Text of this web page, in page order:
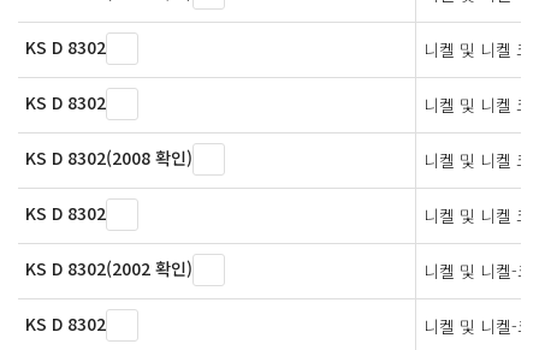
KS D 8302 니켈 및 니켈 크
KS D 8302 니켈 및 니켈 크
KS D 8302(2008 확인) 니켈 및 니켈 크
KS D 8302 니켈 및 니켈 크
KS D 8302(2002 확인) 니켈 및 니켈-크
KS D 8302 니켈 및 니켈-크